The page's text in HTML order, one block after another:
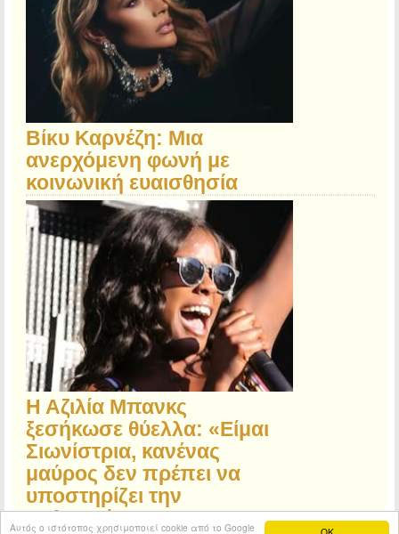
Αυτός ο ιστότοπος χρησιμοποιεί cookie από το Google
Βίκυ Καρνέζη: Μια
ανερχόμενη φωνή με
κοινωνική ευαισθησία
Η Αζιλία Μπανκς
ξεσήκωσε θύελλα: «Είμαι
Σιωνίστρια, κανένας
μαύρος δεν πρέπει να
υποστηρίζει την
Παλαιστίνη»